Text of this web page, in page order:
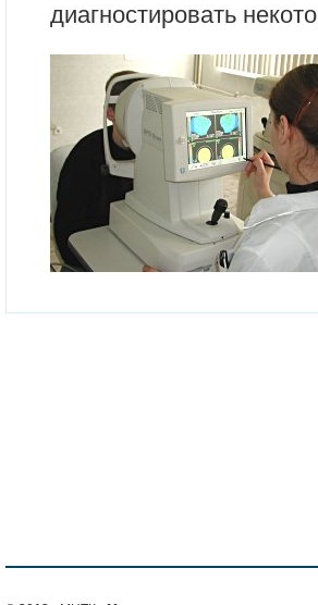
диагностировать